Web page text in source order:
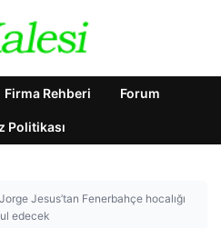
Firma Rehberi Forum
Politikası
Jorge Jesus’tan Fenerbahçe hocalığı
edecek